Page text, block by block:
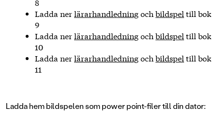
Ladda nerlärarhandledningoch bildspel till bok
9
Ladda nerlärarhandledningoch bildspel till bok
10
Ladda nerlärarhandledningoch bildspel till bok
11
Ladda hem bildspelen som power point-filer till din dator: